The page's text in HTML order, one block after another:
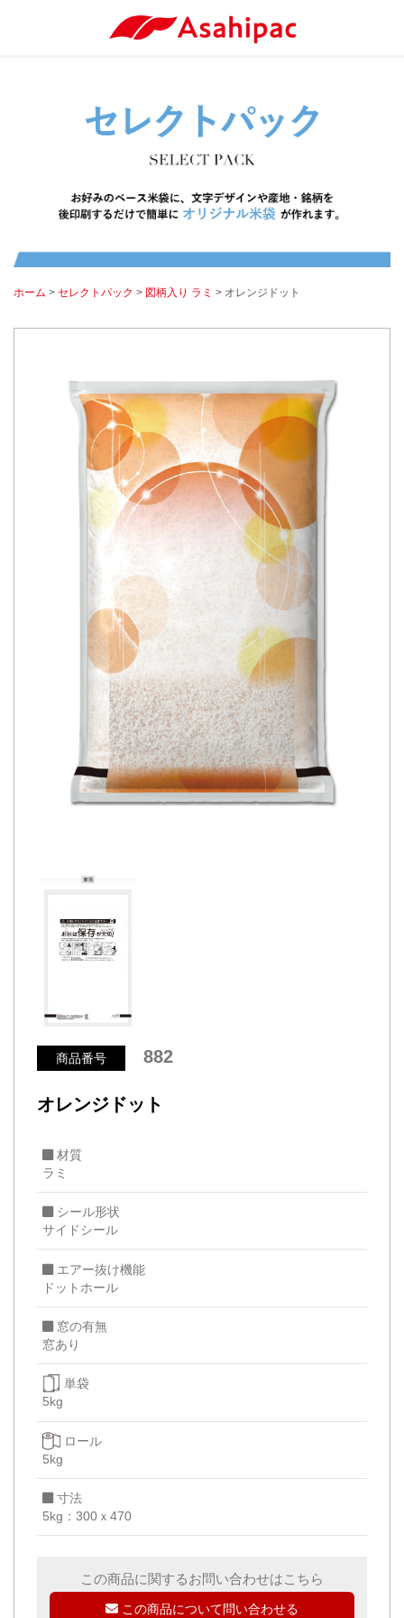
ホーム > セレクトパック > 図柄入り ラミ > オレンジドット
商品番号 882
オレンジドット
材質
ラミ
シール形状
サイドシール
エアー抜け機能
ドットホール
窓の有無
窓あり
単袋
5kg
ロール
5kg
寸法
5kg：300ｘ470
この商品に関するお問い合わせはこちら
この商品について問い合わせる